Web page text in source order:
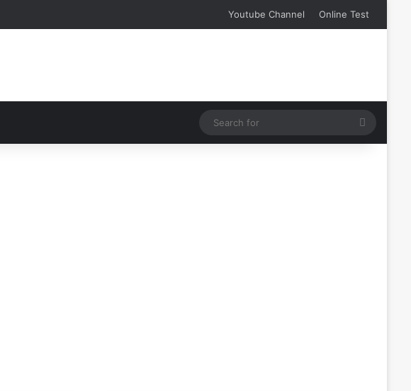
Youtube Channel Online Test
Search
for